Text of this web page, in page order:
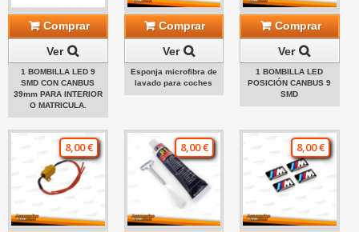
Comprar
Ver
1 BOMBILLA LED 9
SMD CON CANBUS
39mm PARA INTERIOR
O MATRICULA.
Comprar
Ver
Esponja microfibra de
lavado para coches
Comprar
Ver
1 BOMBILLA LED
POSICIÓN CANBUS 9
SMD
8,00 € 8,00 € 8,00 €